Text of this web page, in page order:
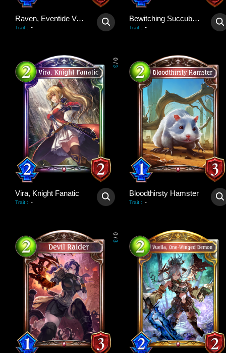
Raven, Eventide Vampire
Trait : -
Bewitching Succubus
Trait : -
0
/
3
Vira, Knight Fanatic
Trait : -
Bloodthirsty Hamster
Trait : -
0
/
3